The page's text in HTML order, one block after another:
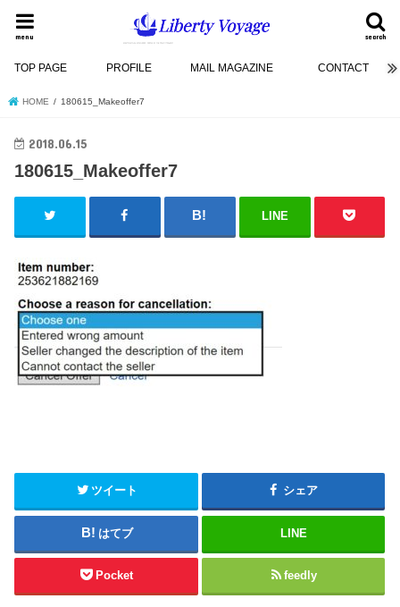
search
menu
TOP PAGE PROFILE MAIL MAGAZINE CONTACT
HOME 180615_Makeoffer7
2018.06.15
180615_Makeoffer7
LINE
ツイート シェア
はてブ LINE
Pocket feedly